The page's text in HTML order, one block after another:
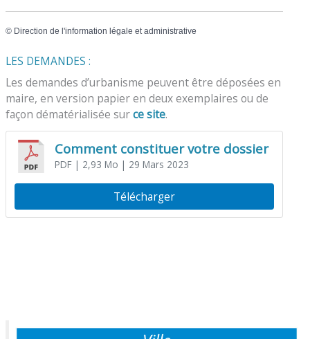
© Direction de l'information légale et administrative
LES DEMANDES :
Les demandes d’urbanisme peuvent être déposées en
maire, en version papier en deux exemplaires ou de
façon dématérialisée surce site.
Comment constituer votre dossier
PDF| 2,93 Mo | 29 Mars 2023
Télécharger